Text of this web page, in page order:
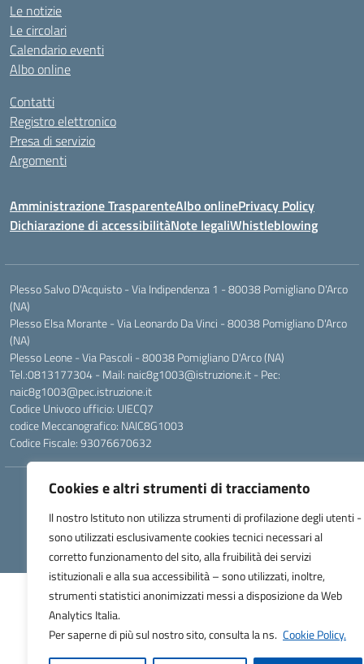
Cookies e altri strumenti di tracciamento
Il nostro Istituto non utilizza strumenti di profilazione degli utenti -
sono utilizzati esclusivamente cookies tecnici necessari al
corretto funzionamento del sito, alla fruibilità dei servizi
istituzionali e alla sua accessibilità – sono utilizzati, inoltre,
strumenti statistici anonimizzati messi a disposizione da Web
Analytics Italia.
Per saperne di più sul nostro sito, consulta la ns. Cookie Policy.
Le notizie
Le circolari
Calendario eventi
Albo online
Contatti
Registro elettronico
Presa di servizio
Argomenti
Amministrazione TrasparenteAlbo onlinePrivacy Policy
Dichiarazione di accessibilitàNote legaliWhistleblowing
Plesso Salvo D'Acquisto - Via Indipendenza 1 - 80038 Pomigliano D'Arco
(NA)
Plesso Elsa Morante - Via Leonardo Da Vinci - 80038 Pomigliano D'Arco
(NA)
Plesso Leone - Via Pascoli - 80038 Pomigliano D'Arco (NA)
Tel.:0813177304 - Mail: naic8g1003@istruzione.it - Pec:
naic8g1003@pec.istruzione.it
Codice Univoco ufficio: UIECQ7
codice Meccanografico: NAIC8G1003
Codice Fiscale: 93076670632
Hosting & Powered by 3D Solution S.r.l.
Concept & Design by Designers Italia